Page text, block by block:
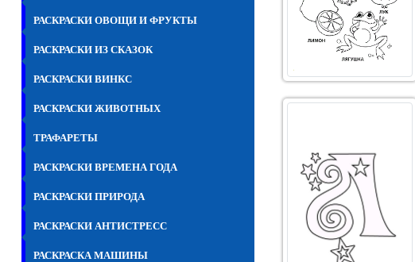
РАСКРАСКИ ОВОЩИ И ФРУКТЫ
РАСКРАСКИ ИЗ СКАЗОК
РАСКРАСКИ ВИНКС
РАСКРАСКИ ЖИВОТНЫХ
ТРАФАРЕТЫ
РАСКРАСКИ ВРЕМЕНА ГОДА
РАСКРАСКИ ПРИРОДА
РАСКРАСКИ АНТИСТРЕСС
РАСКРАСКА МАШИНЫ